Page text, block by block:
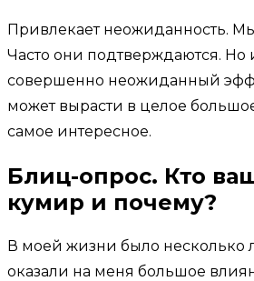
Привлекает неожиданность.
Часто они подтверждаются. Но
совершенно неожиданный
может вырасти в целое
самое интересное.
Блиц-опрос. Кто
кумир и почему?
В моей жизни было несколько
оказали на меня большое